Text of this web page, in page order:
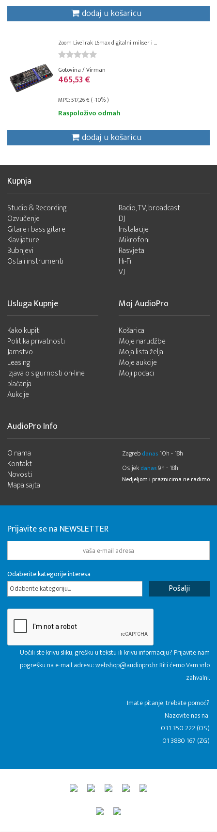
dodaj u košaricu
Zoom LiveTrak L6max digitalni mikser i ...
Gotovina / Virman
465,53 €
MPC: 517,26 € ( -10% )
Raspoloživo odmah
dodaj u košaricu
Kupnja
Studio & Recording
Ozvučenje
Gitare i bass gitare
Klavijature
Bubnjevi
Ostali instrumenti
Radio, TV, broadcast
DJ
Instalacije
Mikrofoni
Rasvjeta
Hi-Fi
VJ
Usluga Kupnje
Kako kupiti
Politika privatnosti
Jamstvo
Leasing
Izjava o sigurnosti on-line
plaćanja
Aukcije
Moj AudioPro
Košarica
Moje narudžbe
Moja lista želja
Moje aukcije
Moji podaci
AudioPro Info
O nama
Kontakt
Novosti
Mapa sajta
Zagreb danas 10h - 18h
Osijek danas9h - 18h
Nedjeljom i praznicima ne radimo
Prijavite se na NEWSLETTER
Odaberite kategorije interesa
Odaberite kategoriju...
Uočili ste krivu sliku, grešku u tekstu ili krivu informaciju? Prijavite nam
pogrešku na e-mail adresu:webshop@audiopro.hrBiti ćemo Vam vrlo
zahvalni.
​Imate pitanje, trebate pomoć?
Nazovite nas na:
031 350 222 (OS)
01 3880 167 (ZG)